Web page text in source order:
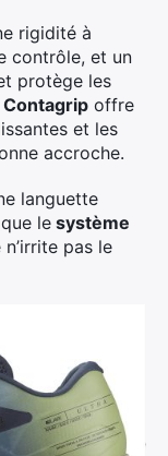
rigidité à
contrôle, et un
protège les
offre
et les
accroche.
languette
le système
pas le